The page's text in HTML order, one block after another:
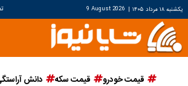
یکشنبه ۱۸ مرداد ۱۴۰۵ |
9 August 2026
قیمت خودرو قیمت سکه دانش